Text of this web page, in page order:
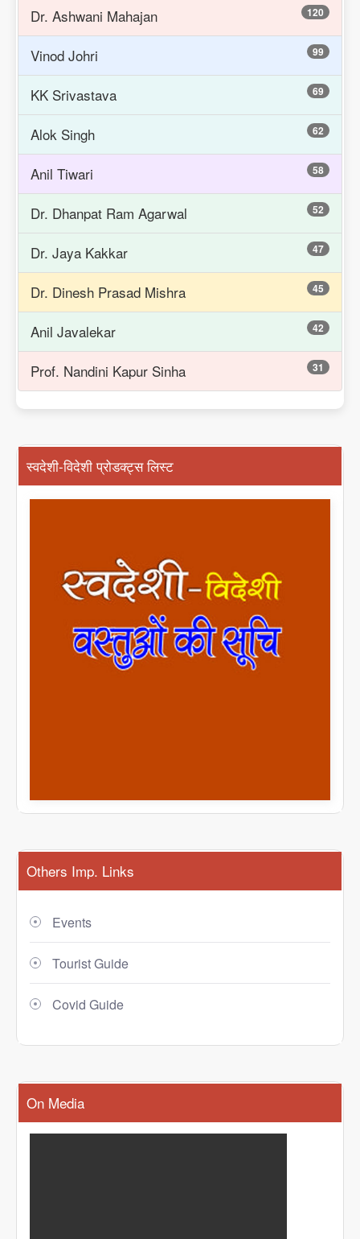
Dr. Ashwani Mahajan
120
Vinod Johri 99
KK Srivastava 69
Alok Singh 62
Anil Tiwari 58
Dr. Dhanpat Ram Agarwal 52
Dr. Jaya Kakkar 47
Dr. Dinesh Prasad Mishra 45
Anil Javalekar 42
Prof. Nandini Kapur Sinha 31
स्वदेशी-विदेशी प्रोडक्ट्स लिस्ट
Others Imp. Links
Events
Tourist Guide
Covid Guide
On Media